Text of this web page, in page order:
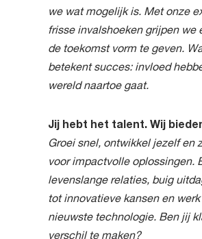
we wat mogelijk is. Met onze
frisse invalshoeken grijpen we
de toekomst vorm te geven.
betekent succes: invloed
wereld naartoe gaat.
Jij hebt het talent. Wij
Groei snel, ontwikkel jezelf en
voor impactvolle oplossingen.
levenslange relaties, buig
tot innovatieve kansen en
nieuwste technologie. Ben jij
verschil te maken?